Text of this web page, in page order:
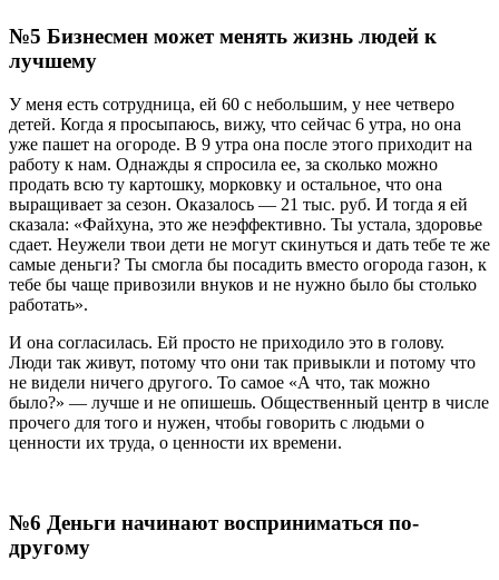
№5 Бизнесмен может менять жизнь людей к
лучшему
У меня есть сотрудница, ей 60 с небольшим, у нее четверо
детей. Когда я просыпаюсь, вижу, что сейчас 6 утра, но она
уже пашет на огороде. В 9 утра она после этого приходит на
работу к нам. Однажды я спросила ее, за сколько можно
продать всю ту картошку, морковку и остальное, что она
выращивает за сезон. Оказалось — 21 тыс. руб. И тогда я ей
сказала: «Файхуна, это же неэффективно. Ты устала, здоровье
сдает. Неужели твои дети не могут скинуться и дать тебе те же
самые деньги? Ты смогла бы посадить вместо огорода газон, к
тебе бы чаще привозили внуков и не нужно было бы столько
работать».
И она согласилась. Ей просто не приходило это в голову.
Люди так живут, потому что они так привыкли и потому что
не видели ничего другого. То самое «А что, так можно
было?» — лучше и не опишешь. Общественный центр в числе
прочего для того и нужен, чтобы говорить с людьми о
ценности их труда, о ценности их времени.
№6 Деньги начинают восприниматься по-
другому